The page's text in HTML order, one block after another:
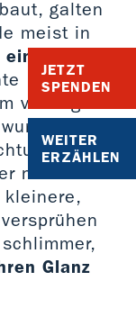
JETZT
SPENDEN
WEITER
ERZÄHLEN
galten
meist in
Dorfes
„Haus
vorzeigbares
in die
nur auf die
kleinere,
Glanz